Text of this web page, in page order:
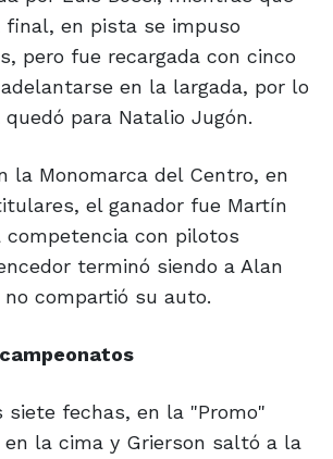
final, en pista se impuso
pero fue recargada con cinco
en la largada, por lo
para Natalio Jugón.
la Monomarca del Centro, en
el ganador fue Martín
competencia con pilotos
terminó siendo a Alan
no compartió su auto.
siete fechas, en la "Promo"
en la cima y Grierson saltó a la